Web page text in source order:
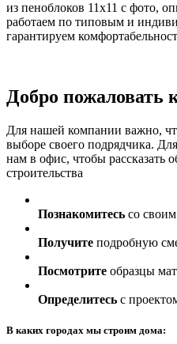
из пеноблоков 11х11 с фото,
работаем по типовым и
гарантируем
Добро пожаловать
Для нашей компании важно,
выборе своего подрядчика.
нам в офис, чтобы рассказать
строительства
Познакомитесь со
Получите подробную
Посмотрите образцы
Определитесь с
В каких городах мы строим дома: